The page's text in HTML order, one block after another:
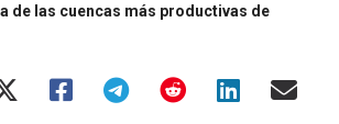
de las cuencas más productivas de